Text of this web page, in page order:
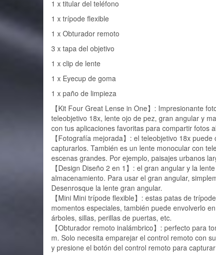
1 x titular del teléfono
1 x trípode flexible
1 x Obturador remoto
3 x tapa del objetivo
1 x clip de lente
1 x Eyecup de goma
1 x paño de limpieza
【Kit Four Great Lense in One】: Impresionante
teleobjetivo 18x, lente ojo de pez, gran angular y
con tus aplicaciones favoritas para compartir fotos
【Fotografía mejorada】: el teleobjetivo 18x
capturarlos. También es un lente monocular con
escenas grandes. Por ejemplo, paisajes urbanos
【Design Diseño 2 en 1】: el gran angular y la
almacenamiento. Para usar el gran angular,
Desenrosque la lente gran angular.
【Mini Mini trípode flexible】: estas patas de
momentos especiales, también puede envolverlo
árboles, sillas, perillas de puertas, etc.
【Obturador remoto inalámbrico】: perfecto para
m. Solo necesita emparejar el control remoto con
y presione el botón del control remoto para